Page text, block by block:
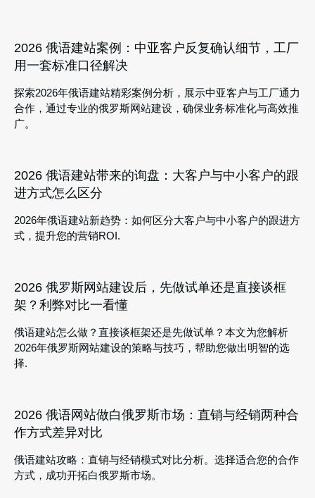
2026 俄语建站案例：中亚客户反复确认细节，工厂
用一套标准口径解决
探索2026年俄语建站精彩案例分析，展示中亚客户与工厂通力
合作，通过专业的俄罗斯网站建设，确保业务标准化与高效推
广。
2026 俄语建站带来的询盘：大客户与中小客户的跟
进方式怎么区分
2026年俄语建站新趋势：如何区分大客户与中小客户的跟进方
式，提升您的营销ROI.
2026 俄罗斯网站建设后，先做试单还是直接谈框
架？利弊对比一看懂
俄语建站怎么做？直接谈框架还是先做试单？本文为您解析
2026年俄罗斯网站建设的策略与技巧，帮助您做出明智的选
择.
2026 俄语网站做白俄罗斯市场：直销与经销两种合
作方式差异对比
俄语建站攻略：直销与经销模式对比分析。选择适合您的合作
方式，成功开拓白俄罗斯市场。